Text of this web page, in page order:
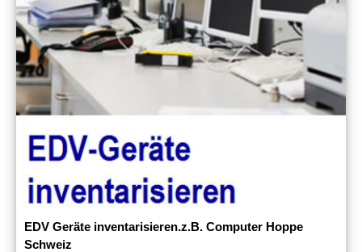
EDV Geräte inventarisieren.z.B. Computer Hoppe
Schweiz